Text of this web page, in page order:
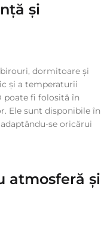
și
dormitoare și
și a temperaturii
poate fi folosită în
Ele sunt disponibile în
se oricărui
atmosferă și